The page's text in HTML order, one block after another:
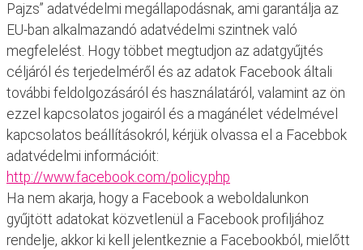
Pajzs” adatvédelmi megállapodásnak, ami garantálja az
EU-ban alkalmazandó adatvédelmi szintnek való
megfelelést. Hogy többet megtudjon az adatgyűjtés
céljáról és terjedelméről és az adatok Facebook általi
további feldolgozásáról és használatáról, valamint az ön
ezzel kapcsolatos jogairól és a magánélet védelmével
kapcsolatos beállításokról, kérjük olvassa el a Facebbok
adatvédelmi információit:
http://www.facebook.com/policy.php
Ha nem akarja, hogy a Facebook a weboldalunkon
gyűjtött adatokat közvetlenül a Facebook profiljához
rendelje, akkor ki kell jelentkeznie a Facebookból, mielőtt